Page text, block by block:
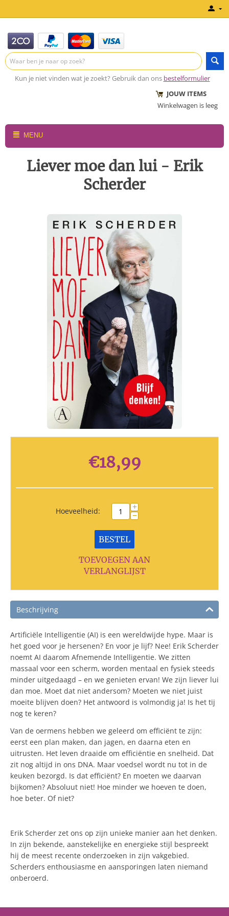
Kun je niet vinden wat je zoekt? Gebruik dan ons bestelformulier
JOUW ITEMS
Winkelwagen is leeg
MENU
Liever moe dan lui - Erik
Scherder
€18,99
Hoeveelheid: +
−
BESTEL
TOEVOEGEN AAN
VERLANGLIJST
Beschrijving
Artificiële Intelligentie (AI) is een wereldwijde hype. Maar is
het goed voor je hersenen? En voor je lijf? Nee! Erik Scherder
noemt AI daarom Afnemende Intelli­gentie. We zitten
massaal voor een scherm, worden mentaal en fysiek steeds
minder uitgedaagd – en we genieten ervan! We zijn liever lui
dan moe. Moet dat niet andersom? Moeten we niet juist
moeite blijven doen? Het antwoord is vol­mondig ja! Is het tij
nog te keren?
Van de oermens hebben we geleerd om efficiënt te zijn:
eerst een plan maken, dan jagen, en daarna eten en
uitrusten. Het leven draaide om efficiëntie en snelheid. Dat
zit nog altijd in ons DNA. Maar voedsel wordt nu tot in de
keuken bezorgd. Is dat efficiënt? En moeten we daarvan
bijkomen? Absoluut niet! Hoe minder we hoeven te doen,
hoe beter. Of niet?
Erik Scherder zet ons op zijn unieke manier aan het denken.
In zijn bekende, aanstekelijke en energieke stijl bespreekt
hij de meest recente onderzoeken in zijn vakgebied.
Scherders enthousiasme en aansporingen laten niemand
onberoerd.